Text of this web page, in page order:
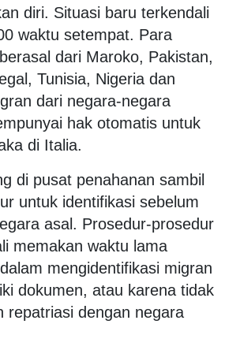
diri. Situasi baru terkendali
waktu setempat. Para
dari Maroko, Pakistan,
Tunisia, Nigeria dan
dari negara-negara
hak otomatis untuk
di Italia.
di pusat penahanan sambil
untuk identifikasi sebelum
asal. Prosedur-prosedur
memakan waktu lama
mengidentifikasi migran
dokumen, atau karena tidak
repatriasi dengan negara